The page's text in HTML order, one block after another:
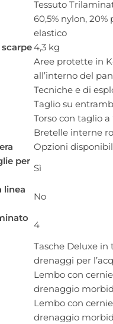
Tessuto
60,5% nylon, 20%
elastico
4,3 kg
Aree protette in
all’interno del
Tecniche e di
Taglio su
Torso con taglio
Bretelle interne
Opzioni
per
Sì
linea
No
4
Tasche Deluxe
drenaggi per
Lembo con
drenaggio
Lembo con
drenaggio